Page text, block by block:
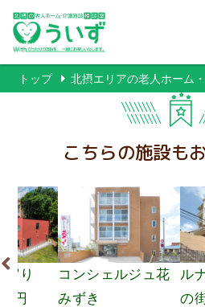
トップ 北摂エリアの老人ホーム
こちらの施設も
ジュ花
ルナハート千里 丘
の街
ア
吹